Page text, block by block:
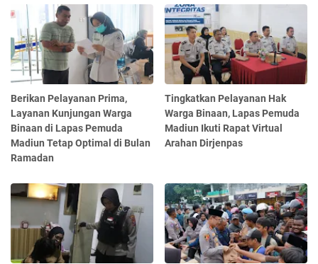
Berikan Pelayanan Prima,
Layanan Kunjungan Warga
Binaan di Lapas Pemuda
Madiun Tetap Optimal di Bulan
Ramadan
Tingkatkan Pelayanan Hak
Warga Binaan, Lapas Pemuda
Madiun Ikuti Rapat Virtual
Arahan Dirjenpas